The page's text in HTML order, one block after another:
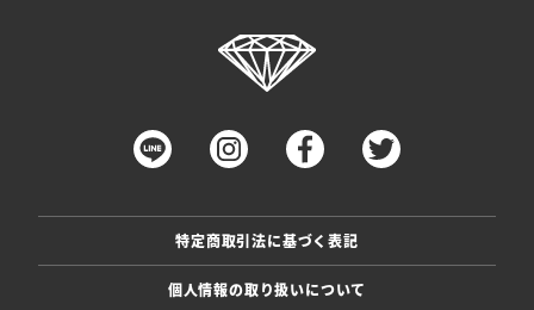
特定商取引法に基づく表記
個人情報の取り扱いについて